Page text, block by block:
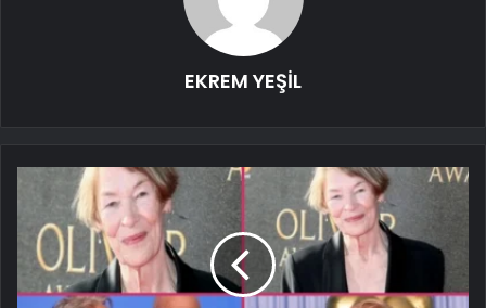
EKREM YEŞİL